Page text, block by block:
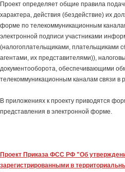
Проект определяет общие правила
характера, действия (бездействие) их
форме по телекоммуникационным
электронной подписи участниками
(налогоплательщиками, плательщиками
агентами, их представителями)),
документооборота, обеспечивающими
телекоммуникационным каналам связи в
В приложениях к проекту приводятся
представления в электронной форме.
Проект Приказа ФСС РФ "Об
зарегистрированными в